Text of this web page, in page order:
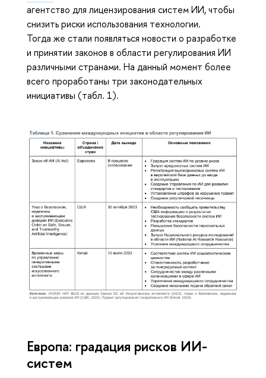
агентство для лицензирования систем ИИ, чтобы
снизить риски использования технологии.
Тогда же стали появляться новости о разработке
и принятии законов в области регулирования ИИ
различными странами. На данный момент более
всего проработаны три законодательных
инициативы (табл. 1).
Европа: градация рисков ИИ-
систем